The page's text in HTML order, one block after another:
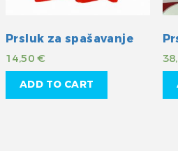
Prsluk za spašavanje
14,50€
ADD TO CART